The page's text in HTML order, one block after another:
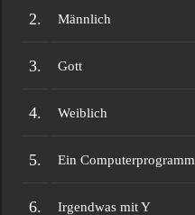
2. Männlich
3. Gott
4. Weiblich
5. Ein Computerprogramm
6. Irgendwas mit Y